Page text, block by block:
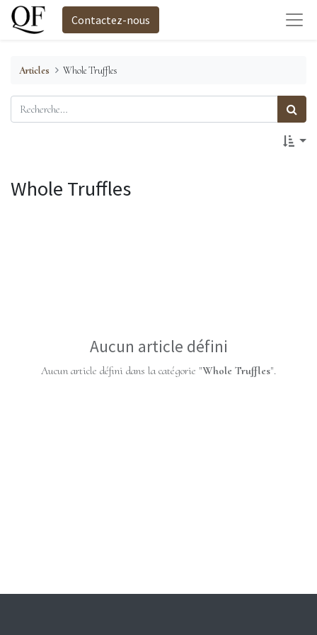
Contactez-nous
Articles Whole Truffles
Whole Truffles
Aucun article défini
Aucun article défini dans la catégorie "Whole Truffles".